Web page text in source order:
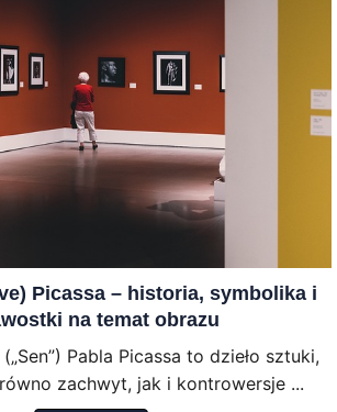
Picassa – historia, symbolika i
na temat obrazu
(„Sen”) Pabla Picassa to dzieło sztuki,
zachwyt, jak i kontrowersje ...